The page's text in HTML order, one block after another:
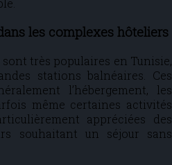
les complexes hôteliers
très populaires en Tunisie,
stations balnéaires. Ces
l’hébergement, les
même certaines activités
appréciées des
souhaitant un séjour sans